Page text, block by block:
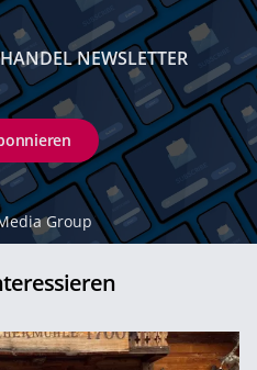
NEWSLETTER
Group